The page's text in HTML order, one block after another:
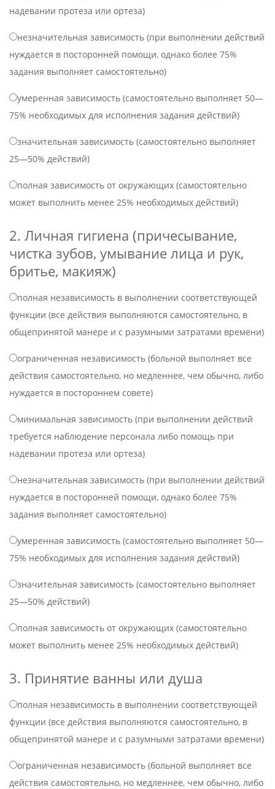
надевании протеза или ортеза)
незначительная зависимость (при выполнении действий
нуждается в посторонней помощи, однако более 75%
задания выполняет самостоятельно)
умеренная зависимость (самостоятельно выполняет 50—
75% необходимых для исполнения задания действий)
значительная зависимость (самостоятельно выполняет
25—50% действий)
полная зависимость от окружающих (самостоятельно
может выполнить менее 25% необходимых действий)
2. Личная гигиена (причесывание,
чистка зубов, умывание лица и рук,
бритье, макияж)
полная независимость в выполнении соответствующей
функции (все действия выполняются самостоятельно, в
общепринятой манере и с разумными затратами времени)
ограниченная независимость (больной выполняет все
действия самостоятельно, но медленнее, чем обычно, либо
нуждается в постороннем совете)
минимальная зависимость (при выполнении действий
требуется наблюдение персонала либо помощь при
надевании протеза или ортеза)
незначительная зависимость (при выполнении действий
нуждается в посторонней помощи, однако более 75%
задания выполняет самостоятельно)
умеренная зависимость (самостоятельно выполняет 50—
75% необходимых для исполнения задания действий)
значительная зависимость (самостоятельно выполняет
25—50% действий)
полная зависимость от окружающих (самостоятельно
может выполнить менее 25% необходимых действий)
3. Принятие ванны или душа
полная независимость в выполнении соответствующей
функции (все действия выполняются самостоятельно, в
общепринятой манере и с разумными затратами времени)
ограниченная независимость (больной выполняет все
действия самостоятельно, но медленнее, чем обычно, либо